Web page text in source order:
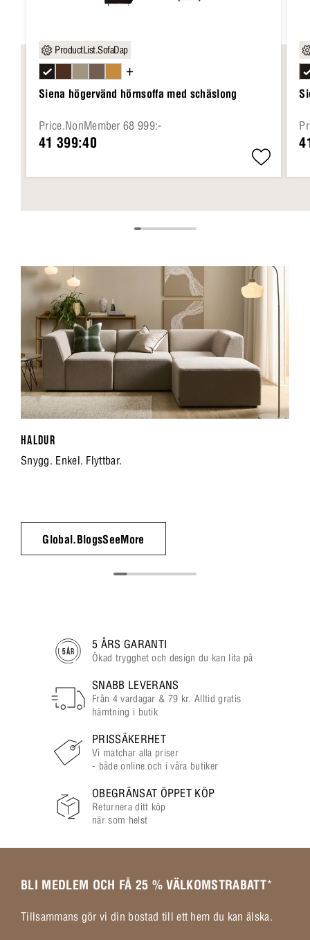
ProductList.SofaDap
Siena högervänd hörnsoffa med schäslong
Price.NonMember 68 999:-
41 399:40
+
HALDUR
Snygg. Enkel. Flyttbar.
Global.BlogsSeeMore
5 ÅRS GARANTI
Ökad trygghet och design du kan lita på
SNABB LEVERANS
Från 4 vardagar & 79 kr. Alltid gratis
hämtning i butik
PRISSÄKERHET
Vi matchar alla priser
- både online och i våra butiker
OBEGRÄNSAT ÖPPET KÖP
Returnera ditt köp
när som helst
BLI MEDLEM OCH FÅ 25 % VÄLKOMSTRABATT*
Tillsammans gör vi din bostad till ett hem du kan älska.